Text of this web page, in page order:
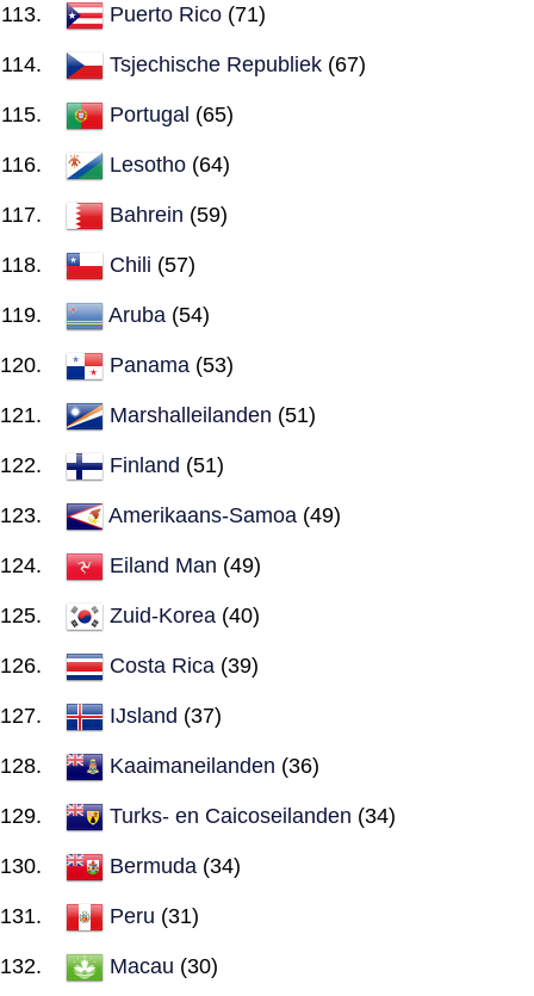
Puerto Rico (71)
Tsjechische Republiek (67)
Portugal (65)
Lesotho (64)
Bahrein (59)
Chili (57)
Aruba (54)
Panama (53)
Marshalleilanden (51)
Finland (51)
Amerikaans-Samoa (49)
Eiland Man (49)
Zuid-Korea (40)
Costa Rica (39)
IJsland (37)
Kaaimaneilanden (36)
Turks- en Caicoseilanden (34)
Bermuda (34)
Peru (31)
Macau (30)